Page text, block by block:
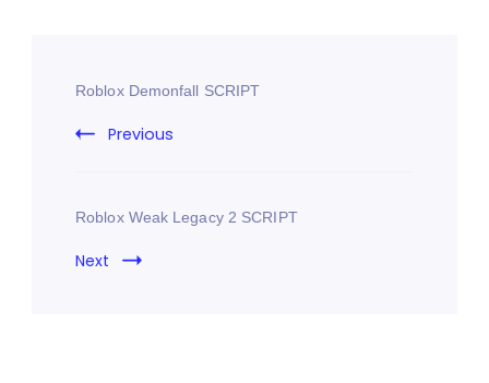
Roblox Demonfall SCRIPT
Previous
Roblox Weak Legacy 2 SCRIPT
Next